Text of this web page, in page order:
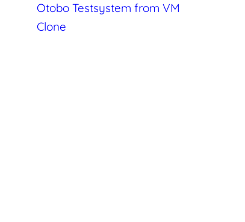
Otobo Testsystem from VM
Clone